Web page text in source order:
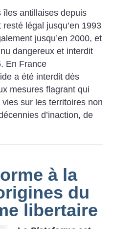
îles antillaises depuis
légal jusqu’en 1993
jusqu’en 2000, et
dangereux et interdit
En France
a été interdit dès
mesures flagrant qui
sur les territoires non
d’inaction, de
à la
du
libertaire